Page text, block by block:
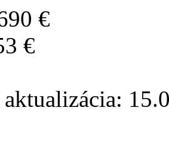
€
€
aktualizácia: